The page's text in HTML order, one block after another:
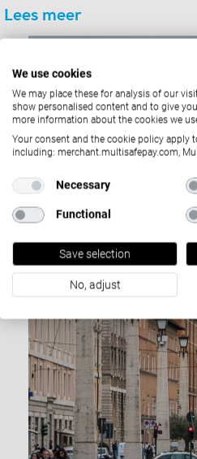
Lees meer
We use cookies
We may place these for analysis of our
show personalised content and to give
more information about the cookies we
Your consent and the cookie policy apply
including: merchant.multisafepay.com,
Necessary
Functional
Save selection
No, adjust